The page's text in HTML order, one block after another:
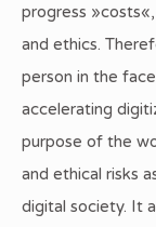
progress
and ethics.
person in the
accelerating
purpose of the
and ethical risks
digital society. It